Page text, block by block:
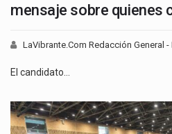
mensaje sobre quienes
LaVibrante.Com Redacción General -
El candidato…